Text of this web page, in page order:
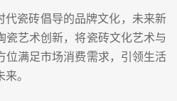
瓷砖倡导的品牌文化，未来新
瓷艺术创新，将瓷砖文化艺术与
位满足市场消费需求，引领生活
。